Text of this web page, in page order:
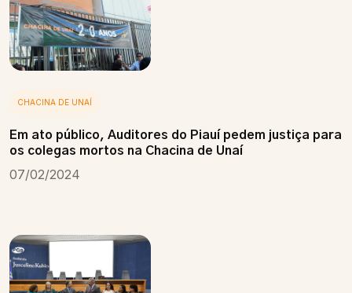
CHACINA DE UNAÍ
Em ato público, Auditores do Piauí pedem justiça para
os colegas mortos na Chacina de Unaí
07/02/2024